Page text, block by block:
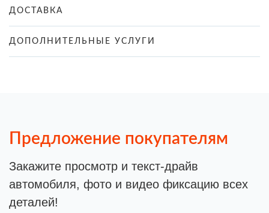
ДОСТАВКА
ДОПОЛНИТЕЛЬНЫЕ УСЛУГИ
Предложение покупателям
Закажите просмотр и текст-драйв
автомобиля, фото и видео фиксацию всех
деталей!